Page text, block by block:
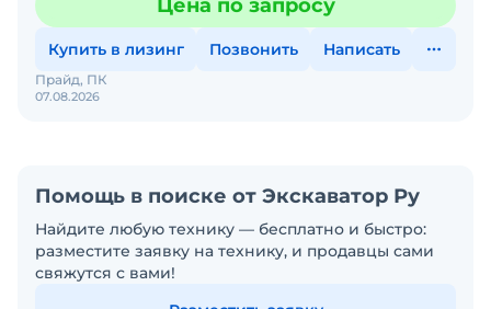
управлен
Цена по запросу
Купить в лизинг Позвонить Написать
07.08.2026
Прайд, ПК
Помощь в поиске от Экскаватор Ру
Найдите любую технику — бесплатно и быстро:
разместите заявку на технику, и продавцы сами
свяжутся с вами!